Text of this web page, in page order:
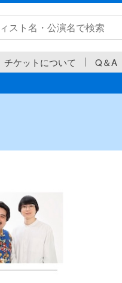
チケットについて Q＆A